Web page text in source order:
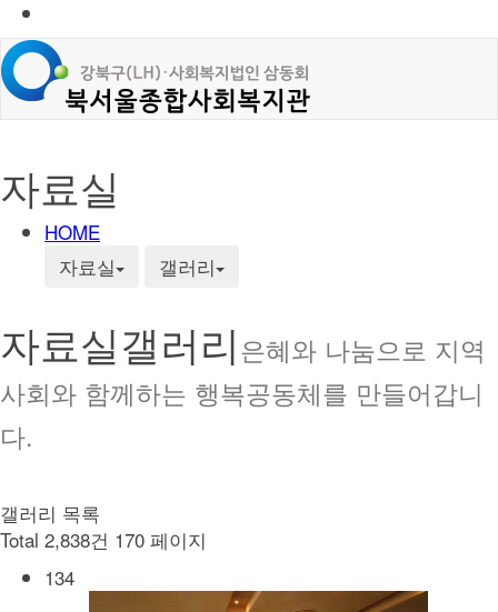
자료실
HOME
자료실
갤러리
자료실갤러리은혜와 나눔으로 지역
사회와 함께하는 행복공동체를 만들어갑니
다.
갤러리 목록
Total 2,838건 170 페이지
134